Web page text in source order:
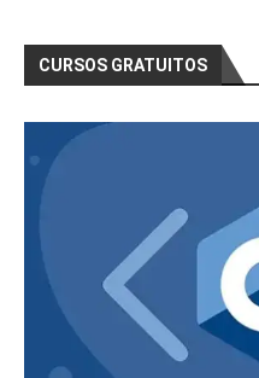
CURSOS GRATUITOS